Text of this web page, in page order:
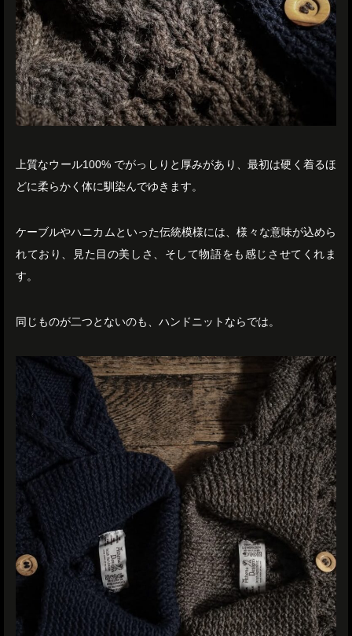
上質なウール100% でがっしりと厚みがあり、最初は硬く着るほ
どに柔らかく体に馴染んでゆきます。
ケーブルやハニカムといった伝統模様には、様々な意味が込めら
れており、見た目の美しさ、そして物語をも感じさせてくれま
す。
同じものが二つとないのも、ハンドニットならでは。